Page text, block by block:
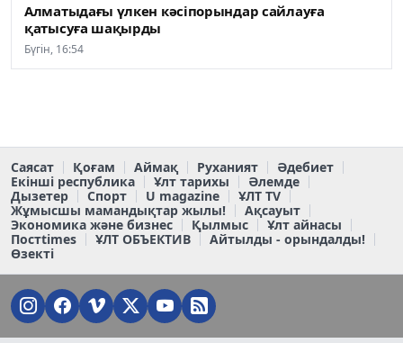
Алматыдағы үлкен кәсіпорындар сайлауға
қатысуға шақырды
Бүгін, 16:54
Саясат Қоғам Аймақ Руханият
Әдебиет
Екінші республика
Ұлт тарихы
Әлемде
Дызетер
Спорт U magazine
ҰЛТ TV
Жұмысшы мамандықтар жылы!
Ақсауыт
Экономика және бизнес
Қылмыс
Ұлт айнасы
Постtimes
ҰЛТ ОБЪЕКТИВ
Айтылды - орындалды!
Өзекті